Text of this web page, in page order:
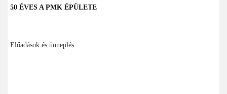
50 ÉVES A PMK ÉPÜLETE
Előadások és ünneplés